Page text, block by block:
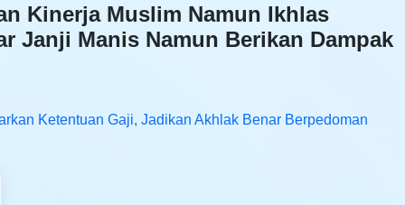
Kinerja Muslim Namun Ikhlas
Janji Manis Namun Berikan Dampak
Ketentuan Gaji, Jadikan Akhlak Benar Berpedoman